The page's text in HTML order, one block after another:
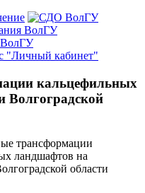
ВолГУ
ВолГУ
"Личный кабинет"
кальцефильных
Волгоградской
трансформации
ландшафтов на
области